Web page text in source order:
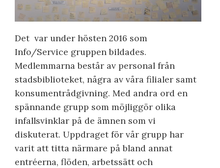
Det var under hösten 2016 som
Info/Service gruppen bildades.
Medlemmarna består av personal från
stadsbiblioteket, några av våra filialer samt
konsumentrådgivning. Med andra ord en
spännande grupp som möjliggör olika
infallsvinklar på de ämnen som vi
diskuterat. Uppdraget för vår grupp har
varit att titta närmare på bland annat
entréerna, flöden, arbetssätt och